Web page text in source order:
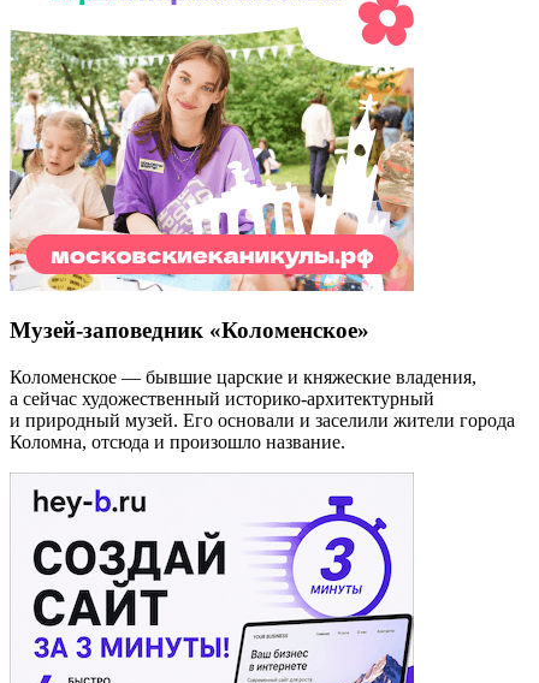
Музей-заповедник «Коломенское»
Коломенское — бывшие царские и княжеские владения,
а сейчас художественный историко-архитектурный
и природный музей. Его основали и заселили жители города
Коломна, отсюда и произошло название.